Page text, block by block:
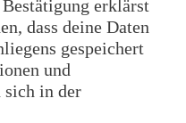
erklärst
dass deine Daten
gespeichert
und
in der